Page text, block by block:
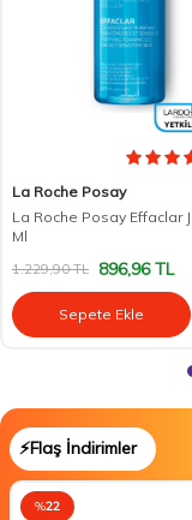
La Roche Posay
La Roche Posay Effaclar
Ml
1.229,90TL 896,96TL
Sepete Ekle
⚡Flaş İndirimler
%22